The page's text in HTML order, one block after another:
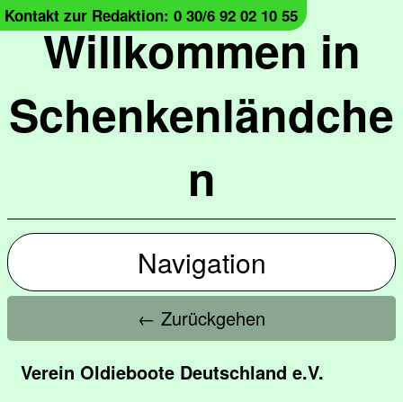
Willkommen in
Schenkenländche
n
Kontakt zur Redaktion: 0 30/6 92 02 10 55
Navigation
← Zurückgehen
Verein Oldieboote Deutschland e.V.